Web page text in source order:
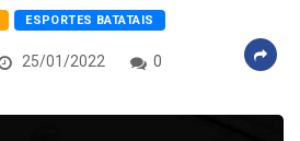
ESPORTES BATATAIS
25/01/2022 0